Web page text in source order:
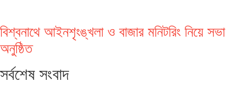
বিশ্বনাথে আইনশৃংঙ্খলা ও বাজার মনিটরিং নিয়ে সভা
অনুষ্ঠিত
সর্বশেষ সংবাদ